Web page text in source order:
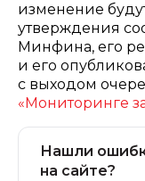
изменение
утверждения
Минфина, его
и его
с выходом
«Мониторинге
Нашли
на сайте?